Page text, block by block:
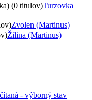
(0 titulov)Turzovka
Zvolen (Martinus)
Žilina (Martinus)
čítaná - výborný stav